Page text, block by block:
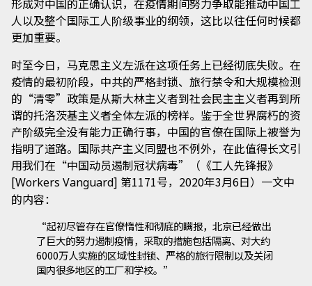
形成对中国的正确认识，在疫情期间努力争取能推动中国工
人以及整个国际工人阶级事业的纲领，这比以往任何时候都
更加重要。
时至今日，马克思主义左派在这项任务上已经彻底失败。在
疫情的最初阶段，中共的严格封锁、旅行禁令和大规模检测
的“清零”政策是从斯大林主义者到社会民主主义者再到所
谓的托洛茨基主义者全体左派的榜样。鉴于全世界腐朽的资
产阶级完全没有能力正确行事，中国的官僚在国际上被誉为
指明了道路。国际共产主义同盟也不例外，在此值得长文引
用我们在“中国动员遏制冠状病毒”（《工人先锋报》
[Workers Vanguard] 第1171号，2020年3月6日）一文中
的内容：
“起初尽管存在官僚惰性和彻底的瞒报，北京已经做出
了巨大的努力遏制疫情，采取的措施包括隔离、对大约
6000万人实施的区域性封锁、严格的旅行限制以及关闭
国内很多地区的工厂和学校。”